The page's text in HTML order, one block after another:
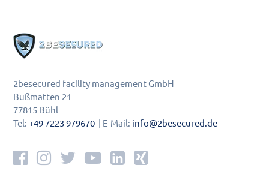
2besecured facility management GmbH
Bußmatten 21
77815 Bühl
Tel:+49 7223 979670 | E-Mail: info@2besecured.de